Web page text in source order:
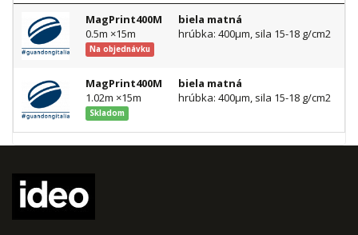
MagPrint400M
0.5m ×15m
Na objednávku
biela matná
hrúbka: 400µm, sila 15-18 g/cm2
MagPrint400M
1.02m ×15m
Skladom
biela matná
hrúbka: 400µm, sila 15-18 g/cm2